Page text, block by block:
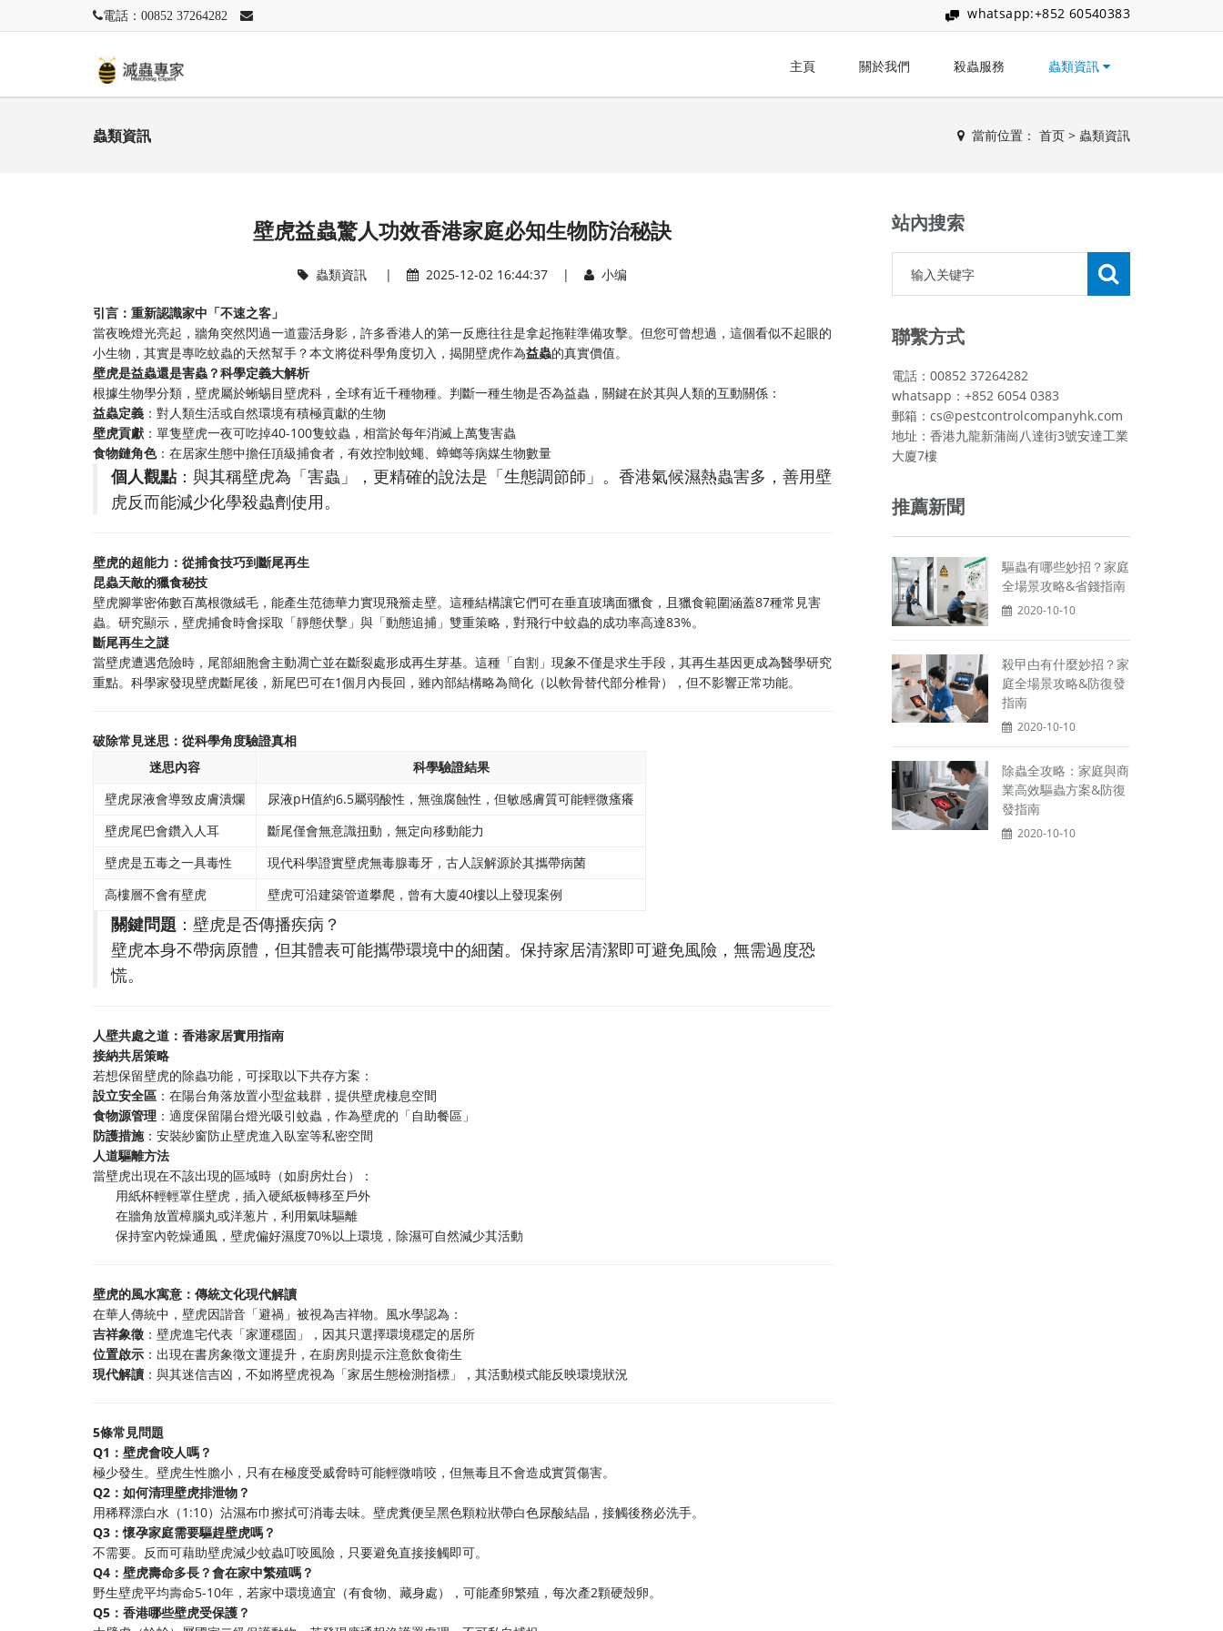
電話：00852 37264282 whatsapp:+852 60540383
主頁 關於我們 殺蟲服務 蟲類資訊
蟲類資訊 當前位置： 首页 > 蟲類資訊
壁虎益蟲驚人功效香港家庭必知生物防治秘訣
蟲類資訊 | 2025-12-02 16:44:37 | 小编
引言：重新認識家中「不速之客」
當夜晚燈光亮起，牆角突然閃過一道靈活身影，許多香港人的第一反應往往是拿起拖鞋準備攻擊。但您可曾想過，這個看似不起眼的
小生物，其實是專吃蚊蟲的天然幫手？本文將從科學角度切入，揭開壁虎作為益蟲的真實價值。
壁虎是益蟲還是害蟲？科學定義大解析
根據生物學分類，壁虎屬於蜥蜴目壁虎科，全球有近千種物種。判斷一種生物是否為益蟲，關鍵在於其與人類的互動關係：
益蟲定義 ：對人類生活或自然環境有積極貢獻的生物
壁虎貢獻 ：單隻壁虎一夜可吃掉40-100隻蚊蟲，相當於每年消滅上萬隻害蟲
食物鏈角色：在居家生態中擔任頂級捕食者，有效控制蚊蠅、蟑螂等病媒生物數量
個人觀點 ：與其稱壁虎為「害蟲」，更精確的說法是「生態調節師」。香港氣候濕熱蟲害多，善用壁
虎反而能減少化學殺蟲劑使用。
壁虎的超能力：從捕食技巧到斷尾再生
昆蟲天敵的獵食秘技
壁虎腳掌密佈數百萬根微絨毛，能產生范德華力實現飛簷走壁。這種結構讓它們可在垂直玻璃面獵食，且獵食範圍涵蓋87種常見害
蟲。研究顯示，壁虎捕食時會採取「靜態伏擊」與「動態追捕」雙重策略，對飛行中蚊蟲的成功率高達83%。
斷尾再生之謎
當壁虎遭遇危險時，尾部細胞會主動凋亡並在斷裂處形成再生芽基。這種「自割」現象不僅是求生手段，其再生基因更成為醫學研究
重點。科學家發現壁虎斷尾後，新尾巴可在1個月內長回，雖內部結構略為簡化（以軟骨替代部分椎骨），但不影響正常功能。
破除常見迷思：從科學角度驗證真相
迷思內容
科學驗證結果
壁虎尿液會導致皮膚潰爛
尿液pH值約6.5屬弱酸性，無強腐蝕性，但敏感膚質可能輕微瘙癢
壁虎尾巴會鑽入人耳
斷尾僅會無意識扭動，無定向移動能力
壁虎是五毒之一具毒性
現代科學證實壁虎無毒腺毒牙，古人誤解源於其攜帶病菌
高樓層不會有壁虎
壁虎可沿建築管道攀爬，曾有大廈40樓以上發現案例
關鍵問題 ：壁虎是否傳播疾病？
壁虎本身不帶病原體，但其體表可能攜帶環境中的細菌。保持家居清潔即可避免風險，無需過度恐
慌。
人壁共處之道：香港家居實用指南
接納共居策略
若想保留壁虎的除蟲功能，可採取以下共存方案：
設立安全區 ：在陽台角落放置小型盆栽群，提供壁虎棲息空間
食物源管理 ：適度保留陽台燈光吸引蚊蟲，作為壁虎的「自助餐區」
防護措施：安裝紗窗防止壁虎進入臥室等私密空間
人道驅離方法
當壁虎出現在不該出現的區域時（如廚房灶台）：
用紙杯輕輕罩住壁虎，插入硬紙板轉移至戶外
在牆角放置樟腦丸或洋葱片，利用氣味驅離
保持室內乾燥通風，壁虎偏好濕度70%以上環境，除濕可自然減少其活動
壁虎的風水寓意：傳統文化現代解讀
在華人傳統中，壁虎因諧音「避禍」被視為吉祥物。風水學認為：
吉祥象徵 ：壁虎進宅代表「家運穩固」，因其只選擇環境穩定的居所
位置啟示 ：出現在書房象徵文運提升，在廚房則提示注意飲食衛生
現代解讀 ：與其迷信吉凶，不如將壁虎視為「家居生態檢測指標」，其活動模式能反映環境狀況
5條常見問題
Q1：壁虎會咬人嗎？
極少發生。壁虎生性膽小，只有在極度受威脅時可能輕微啃咬，但無毒且不會造成實質傷害。
Q2：如何清理壁虎排泄物？
用稀釋漂白水（1:10）沾濕布巾擦拭可消毒去味。壁虎糞便呈黑色顆粒狀帶白色尿酸結晶，接觸後務必洗手。
Q3：懷孕家庭需要驅趕壁虎嗎？
不需要。反而可藉助壁虎減少蚊蟲叮咬風險，只要避免直接接觸即可。
Q4：壁虎壽命多長？會在家中繁殖嗎？
野生壁虎平均壽命5-10年，若家中環境適宜（有食物、藏身處），可能產卵繁殖，每次產2顆硬殼卵。
Q5：香港哪些壁虎受保護？
站內搜索
聯繫方式
電話：00852 37264282
whatsapp：+852 6054 0383
郵箱：cs@pestcontrolcompanyhk.com
地址：香港九龍新蒲崗八達街3號安達工業
大廈7樓
推薦新聞
驅蟲有哪些妙招？家庭
全場景攻略&省錢指南
2020-10-10
殺曱甴有什麼妙招？家
庭全場景攻略&防復發
指南
2020-10-10
除蟲全攻略：家庭與商
業高效驅蟲方案&防復
發指南
2020-10-10